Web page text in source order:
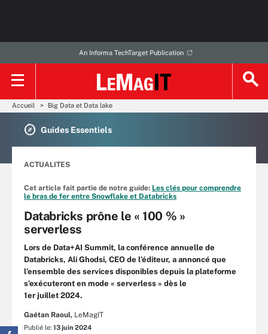
An Informa TechTarget Publication
Accueil Big Data et Data lake
Guides Essentiels
ACTUALITES
Cet article fait partie de notre guide: Les clés pour comprendre
le bras de fer entre Snowflake et Databricks
Databricks prône le « 100 % »
serverless
Lors de Data+AI Summit, la conférence annuelle de
Databricks, Ali Ghodsi, CEO de l’éditeur, a annoncé que
l’ensemble des services disponibles depuis la plateforme
s’exécuteront en mode « serverless » dès le
1er juillet 2024.
Gaétan Raoul, LeMagIT
Publié le: 13 juin 2024